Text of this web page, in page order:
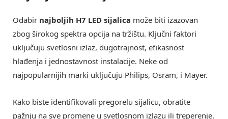
Odabir najboljih H7 LED sijalica može biti izazovan
zbog širokog spektra opcija na tržištu. Ključni faktori
uključuju svetlosni izlaz, dugotrajnost, efikasnost
hlađenja i jednostavnost instalacije. Neke od
najpopularnijih marki uključuju Philips, Osram, i Mayer.
Kako biste identifikovali pregorelu sijalicu, obratite
pažnju na sve promene u svetlosnom izlazu ili treperenje.